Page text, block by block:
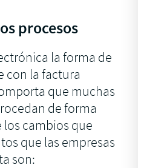
procesos
la forma de
con la factura
que muchas
de forma
los cambios que
que las empresas
son: